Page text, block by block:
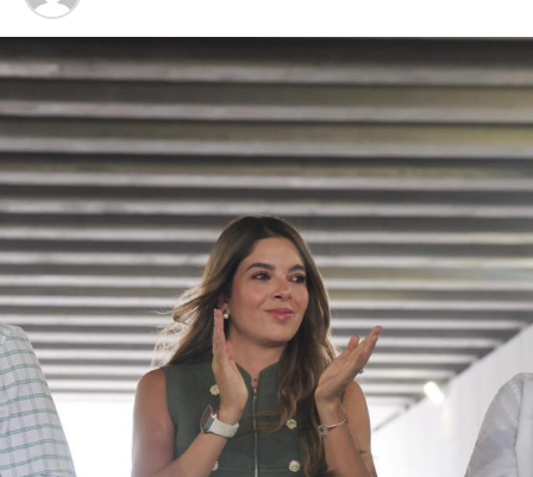
un “ nuevo modelo de investigación
” desarrollado con el objetivo de encontrar líneas
procesales que permitan el esclarecimiento de los
hechos.
Este arresto reactiva el proceso en contra deAguirre
Rivero, quien ocupó la gubernatura de la entidad desde
2011
y presentó su renuncia al cargo en 2014, derivado de
la crisis institucional originada por ladesaparición
de los
normalistas. Desde el inicio de las primeras carpetas de